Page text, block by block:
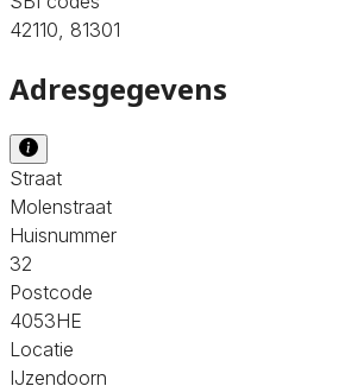
42110, 81301
Adresgegevens
Straat
Molenstraat
Huisnummer
32
Postcode
4053HE
Locatie
IJzendoorn